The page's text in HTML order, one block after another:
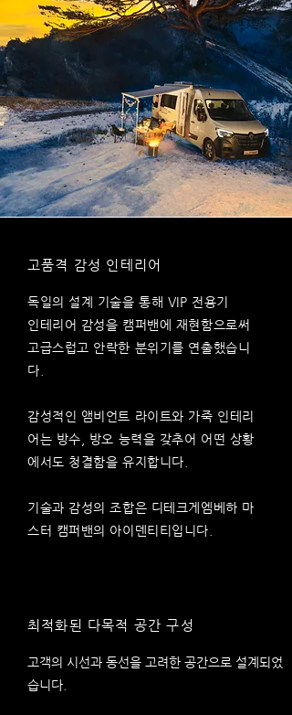
고품격 감성 인테리어
독일의 설계 기술을 통해 VIP 전용기
인테리어 감성을 캠퍼밴에 재현함으로써
고급스럽고 안락한 분위기를 연출했습니
다.
감성적인 앰비언트 라이트와 가죽 인테리
어는 방수, 방오 능력을 갖추어 어떤 상황
에서도 청결함을 유지합니다.
기술과 감성의 조합은 디테크게엠베하 마
스터 캠퍼밴의 아이덴티티입니다.
최적화된 다목적 공간 구성
고객의 시선과 동선을 고려한 공간으로 설계되었
습니다.